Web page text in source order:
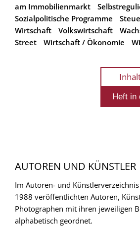
am Immobilienmarkt
Sozialpolitische Programme
Wirtschaft
Volkswirtschaft
Street
Wirtschaft / Ökonomie
AUTOREN UND KÜNSTLER
Im Autoren- und
1988 veröffentlichten Autoren,
Photographen mit ihren jeweiligen
alphabetisch geordnet.